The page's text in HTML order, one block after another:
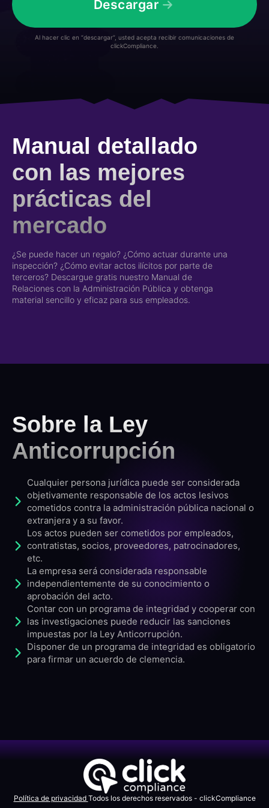
Descargar
Al hacer clic en “descargar”, usted acepta recibir comunicaciones de
clickCompliance.
Manual detallado
con las mejores
prácticas del
mercado
¿Se puede hacer un regalo? ¿Cómo actuar durante una
inspección? ¿Cómo evitar actos ilícitos por parte de
terceros? Descargue gratis nuestro Manual de
Relaciones con la Administración Pública y obtenga
material sencillo y eficaz para sus empleados.
Sobre la Ley
Anticorrupción
Cualquier persona jurídica puede ser considerada
objetivamente responsable de los actos lesivos
cometidos contra la administración pública nacional o
extranjera y a su favor.
Los actos pueden ser cometidos por empleados,
contratistas, socios, proveedores, patrocinadores,
etc.
La empresa será considerada responsable
independientemente de su conocimiento o
aprobación del acto.
Contar con un programa de integridad y cooperar con
las investigaciones puede reducir las sanciones
impuestas por la Ley Anticorrupción.
Disponer de un programa de integridad es obligatorio
para firmar un acuerdo de clemencia.
Política de privacidad Todos los derechos reservados - clickCompliance